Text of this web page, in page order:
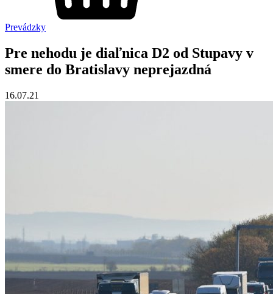
Prevádzky
Pre nehodu je diaľnica D2 od Stupavy v
smere do Bratislavy neprejazdná
16.07.21